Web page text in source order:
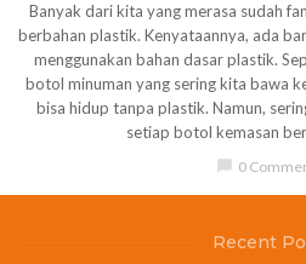
Banyak dari kita yang merasa sudah
berbahan plastik. Kenyataannya, ada
menggunakan bahan dasar plastik.
botol minuman yang sering kita bawa
bisa hidup tanpa plastik. Namun,
setiap botol kemasan
chat_bubble 0
Recent